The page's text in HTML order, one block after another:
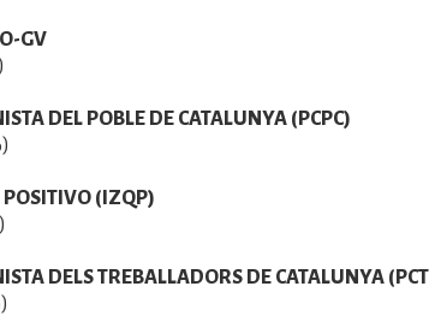
GV
DEL POBLE DE CATALUNYA (PCPC)
POSITIVO (IZQP)
DELS TREBALLADORS DE CATALUNYA